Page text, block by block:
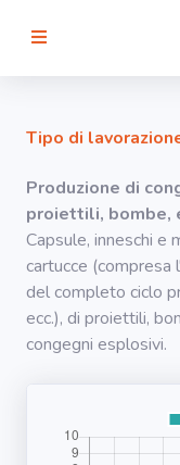
Lavorazioni
Organi
bersaglio
Tipo di
Produzione di
proiettili, bombe,
Capsule, inneschi e
cartucce
del completo ciclo
ecc.), di proiettili,
congegni esplosivi.